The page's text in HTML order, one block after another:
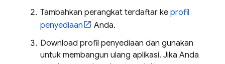
Tambahkan perangkat terdaftar ke profil
penyediaan
Anda.
Download profil penyediaan dan gunakan
untuk membangun ulang aplikasi. Jika Anda